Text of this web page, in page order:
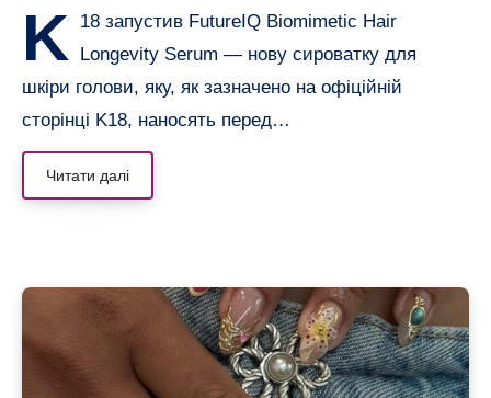
K
18 запустив FutureIQ Biomimetic Hair
Longevity Serum — нову сироватку для
шкіри голови, яку, як зазначено на офіційній
сторінці K18, наносять перед…
Читати далі